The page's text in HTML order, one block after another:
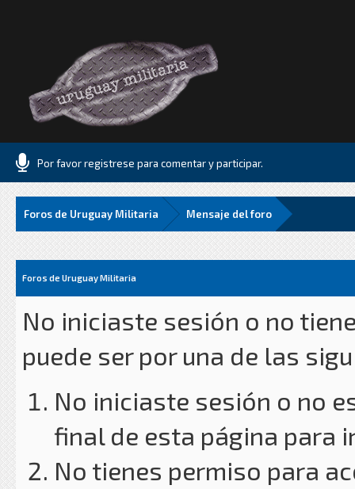
Por favor registrese para comentar y participar.
Foros de Uruguay Militaria Mensaje del foro
Foros de Uruguay Militaria
No iniciaste sesión o no
puede ser por una de las
No iniciaste sesión o no
final de esta página para
No tienes permiso para